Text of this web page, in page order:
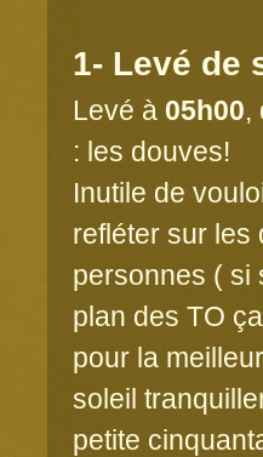
1- Levé de
Levé à 05h00,
: les douves!
Inutile de
refléter sur les
personnes ( si
plan des TO
pour la
soleil
petite